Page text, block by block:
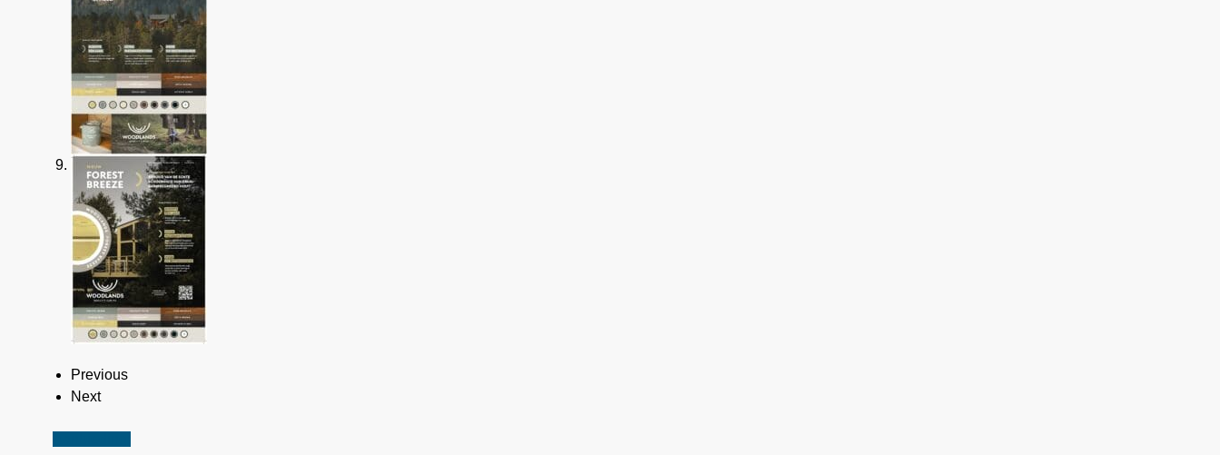
Previous
Next